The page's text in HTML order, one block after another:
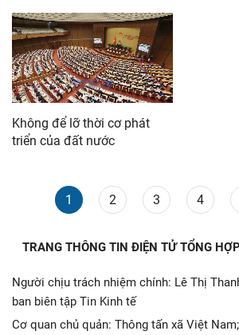
Không để lỡ thời cơ phát
triển của đất nước
1 2 3 4
TRANG THÔNG TIN ĐIỆN TỬ TỔNG
Người chịu trách nhiệm chính: Lê Thị
ban biên tập Tin Kinh tế
Cơ quan chủ quản: Thông tấn xã Việt